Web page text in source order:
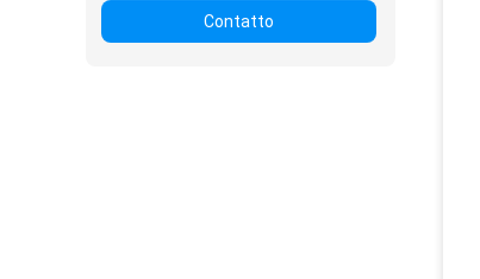
Contatto